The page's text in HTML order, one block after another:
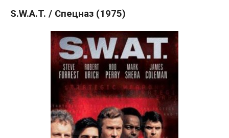
S.W.A.T. / Спецназ (1975)